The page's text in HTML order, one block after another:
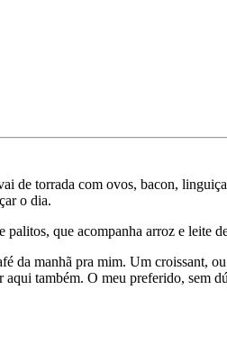
de torrada com ovos, bacon,
o dia.
que acompanha arroz e leite
da manhã pra mim. Um croissant,
também. O meu preferido, sem